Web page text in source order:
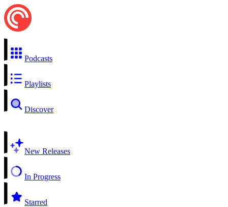
Podcasts
Playlists
Discover
New Releases
In Progress
Starred